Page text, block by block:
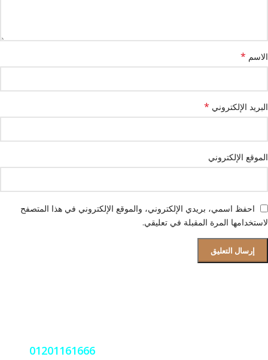
الاسم *
البريد الإلكتروني *
الموقع الإلكتروني
احفظ اسمي، بريدي الإلكتروني، والموقع الإلكتروني في هذا المتصفح
لاستخدامها المرة المقبلة في تعليقي.
01201161666